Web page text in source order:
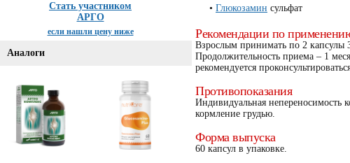
Стать участником
АРГО
если нашли цену ниже
Аналоги
Глюкозамин сульфат
Рекомендации по
Взрослым принимать по 2 капсулы
Продолжительность приема – 1
рекомендуется
Противопоказания
Индивидуальная непереносимость
кормление грудью.
Форма выпуска
60 капсул в упаковке.